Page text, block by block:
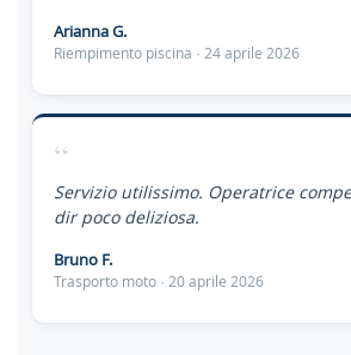
Arianna G.
Riempimento piscina · 24 aprile 2026
“
Servizio utilissimo. Operatrice
dir poco deliziosa.
Bruno F.
Trasporto moto · 20 aprile 2026